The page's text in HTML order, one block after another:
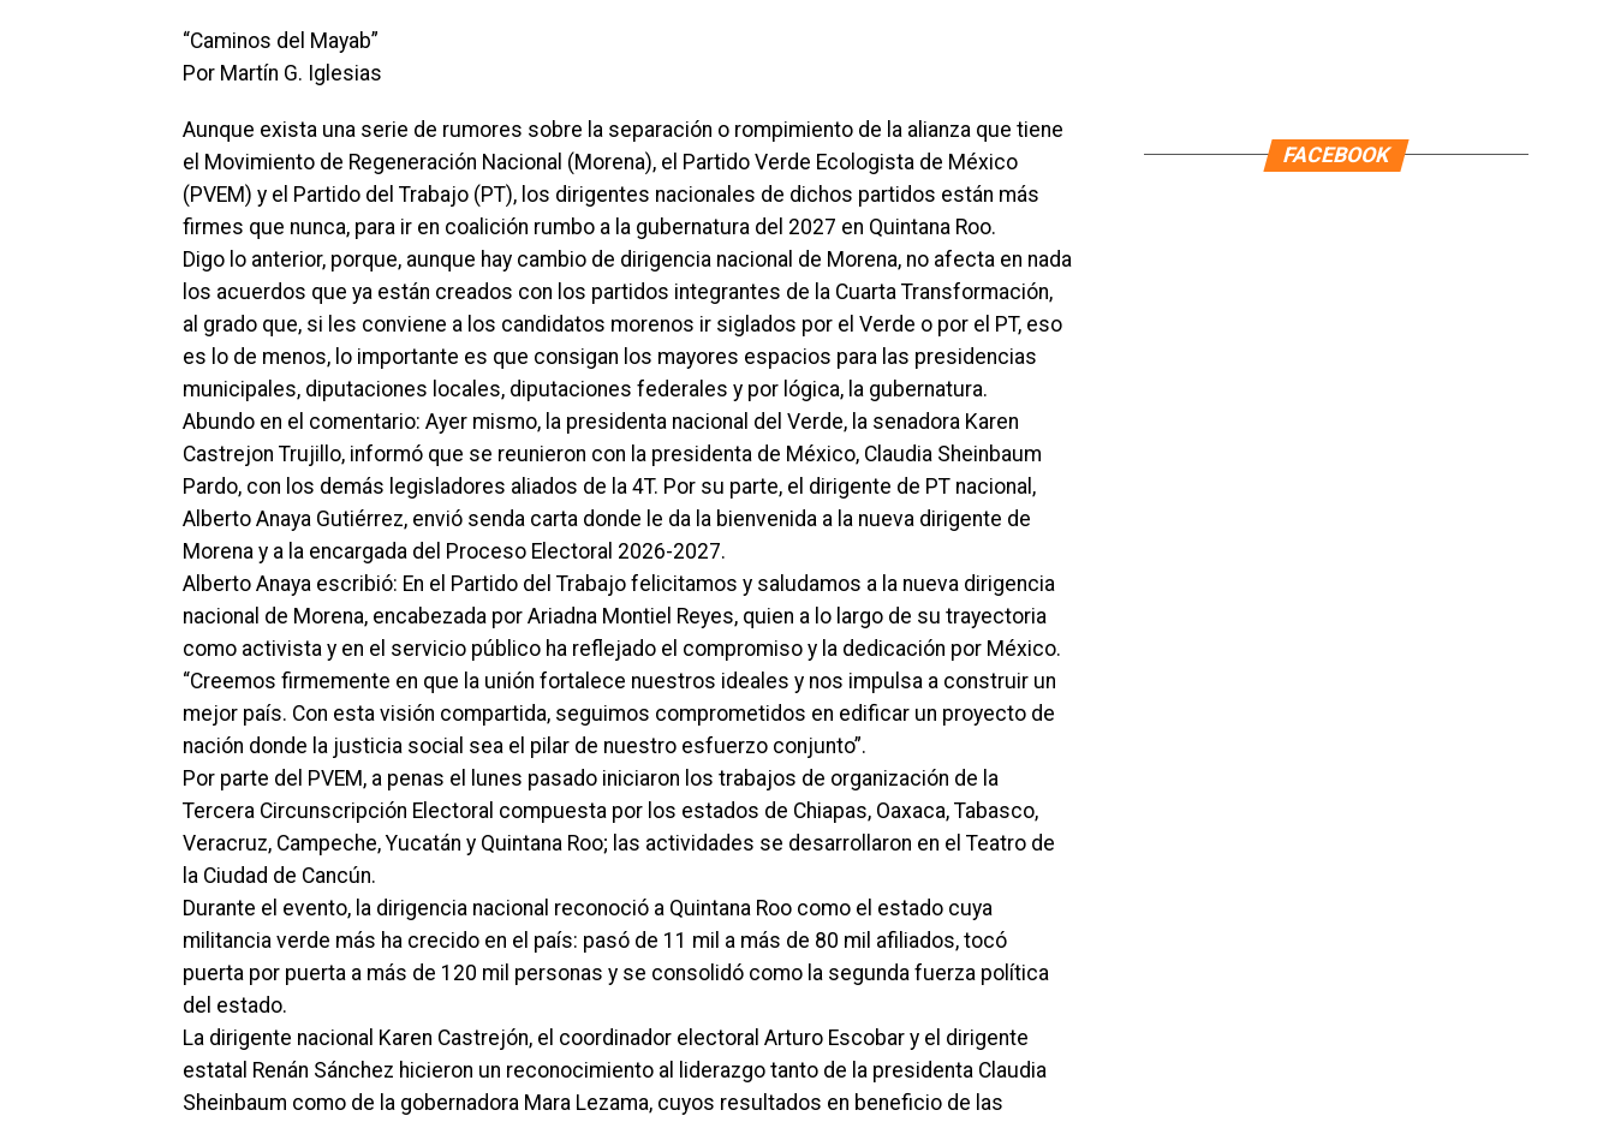
“Caminos del Mayab”
Por Martín G. Iglesias
Aunque exista una serie de rumores sobre la separación o rompimiento de la alianza que tiene
el Movimiento de Regeneración Nacional (Morena), el Partido Verde Ecologista de México
(PVEM) y el Partido del Trabajo (PT), los dirigentes nacionales de dichos partidos están más
firmes que nunca, para ir en coalición rumbo a la gubernatura del 2027 en Quintana Roo.
Digo lo anterior, porque, aunque hay cambio de dirigencia nacional de Morena, no afecta en nada
los acuerdos que ya están creados con los partidos integrantes de la Cuarta Transformación,
al grado que, si les conviene a los candidatos morenos ir siglados por el Verde o por el PT, eso
es lo de menos, lo importante es que consigan los mayores espacios para las presidencias
municipales, diputaciones locales, diputaciones federales y por lógica, la gubernatura.
Abundo en el comentario: Ayer mismo, la presidenta nacional del Verde, la senadora Karen
Castrejon Trujillo, informó que se reunieron con la presidenta de México, Claudia Sheinbaum
Pardo, con los demás legisladores aliados de la 4T. Por su parte, el dirigente de PT nacional,
Alberto Anaya Gutiérrez, envió senda carta donde le da la bienvenida a la nueva dirigente de
Morena y a la encargada del Proceso Electoral 2026-2027.
Alberto Anaya escribió: En el Partido del Trabajo felicitamos y saludamos a la nueva dirigencia
nacional de Morena, encabezada por Ariadna Montiel Reyes, quien a lo largo de su trayectoria
como activista y en el servicio público ha reflejado el compromiso y la dedicación por México.
“Creemos firmemente en que la unión fortalece nuestros ideales y nos impulsa a construir un
mejor país. Con esta visión compartida, seguimos comprometidos en edificar un proyecto de
nación donde la justicia social sea el pilar de nuestro esfuerzo conjunto”.
Por parte del PVEM, a penas el lunes pasado iniciaron los trabajos de organización de la
Tercera Circunscripción Electoral compuesta por los estados de Chiapas, Oaxaca, Tabasco,
Veracruz, Campeche, Yucatán y Quintana Roo; las actividades se desarrollaron en el Teatro de
la Ciudad de Cancún.
Durante el evento, la dirigencia nacional reconoció a Quintana Roo como el estado cuya
militancia verde más ha crecido en el país: pasó de 11 mil a más de 80 mil afiliados, tocó
puerta por puerta a más de 120 mil personas y se consolidó como la segunda fuerza política
del estado.
La dirigente nacional Karen Castrejón, el coordinador electoral Arturo Escobar y el dirigente
estatal Renán Sánchez hicieron un reconocimiento al liderazgo tanto de la presidenta Claudia
Sheinbaum como de la gobernadora Mara Lezama, cuyos resultados en beneficio de las
FACEBOOK